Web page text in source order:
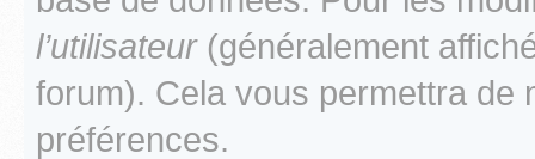
l’utilisateur(généralement
forum). Cela vous permettra de
préférences.